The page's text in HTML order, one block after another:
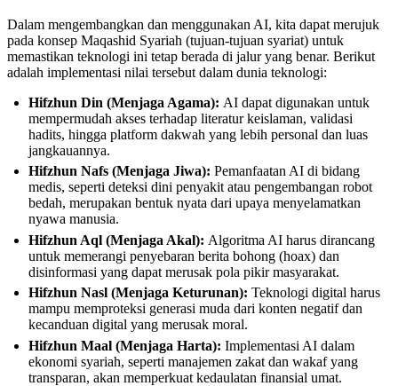
Dalam mengembangkan dan menggunakan AI, kita dapat merujuk
pada konsep Maqashid Syariah (tujuan-tujuan syariat) untuk
memastikan teknologi ini tetap berada di jalur yang benar. Berikut
adalah implementasi nilai tersebut dalam dunia teknologi:
Hifzhun Din (Menjaga Agama): AI dapat digunakan untuk
mempermudah akses terhadap literatur keislaman, validasi
hadits, hingga platform dakwah yang lebih personal dan luas
jangkauannya.
Hifzhun Nafs (Menjaga Jiwa): Pemanfaatan AI di bidang
medis, seperti deteksi dini penyakit atau pengembangan robot
bedah, merupakan bentuk nyata dari upaya menyelamatkan
nyawa manusia.
Hifzhun Aql (Menjaga Akal): Algoritma AI harus dirancang
untuk memerangi penyebaran berita bohong (hoax) dan
disinformasi yang dapat merusak pola pikir masyarakat.
Hifzhun Nasl (Menjaga Keturunan): Teknologi digital harus
mampu memproteksi generasi muda dari konten negatif dan
kecanduan digital yang merusak moral.
Hifzhun Maal (Menjaga Harta): Implementasi AI dalam
ekonomi syariah, seperti manajemen zakat dan wakaf yang
transparan, akan memperkuat kedaulatan finansial umat.